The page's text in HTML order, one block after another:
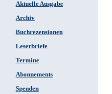
Aktuelle Ausgabe
Archiv
Buchrezensionen
Leserbriefe
Termine
Abonnements
Spenden